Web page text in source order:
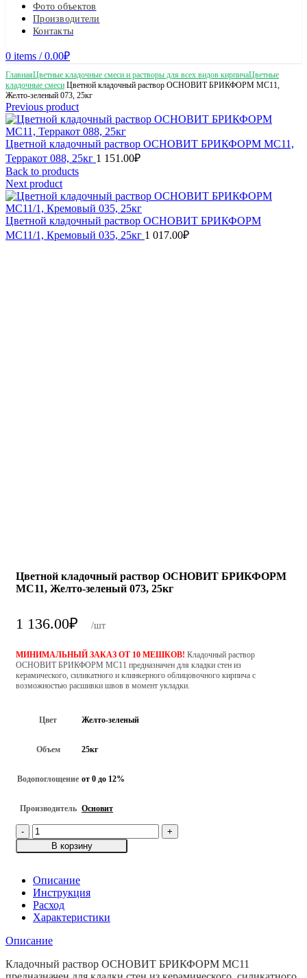
Фото объектов
Производители
Контакты
0 items / 0.00₽
ГлавнаяЦветные кладочные смеси и растворы для всех видов кирпичаЦветные
кладочные смеси Цветной кладочный раствор ОСНОВИТ БРИКФОРМ MC11,
Желто-зеленый 073, 25кг
Previous product
Цветной кладочный раствор ОСНОВИТ БРИКФОРМ MC11,
Терракот 088, 25кг 1 151.00₽
Back to products
Next product
Цветной кладочный раствор ОСНОВИТ БРИКФОРМ
MC11/1, Кремовый 035, 25кг 1 017.00₽
Цветной кладочный раствор ОСНОВИТ БРИКФОРМ
MC11, Желто-зеленый 073, 25кг
1 136.00₽ /шт
МИНИМАЛЬНЫЙ ЗАКАЗ ОТ 10 МЕШКОВ! Кладочный раствор
ОСНОВИТ БРИКФОРМ МС11 предназначен для кладки стен из
керамического, силикатного и клинкерного облицовочного кирпича с
возможностью расшивки швов в момент укладки.
Цвет Желто-зеленый
Объем 25кг
Водопоглощение от 0 до 12%
Производитель Основит
Количество
товара
Цветной
раствор
ОСНОВИТ
БРИКФОРМ
MC11,
зеленый
25кг
В корзину
Описание
Инструкция
Расход
Характеристики
Описание
Кладочный раствор ОСНОВИТ БРИКФОРМ МС11